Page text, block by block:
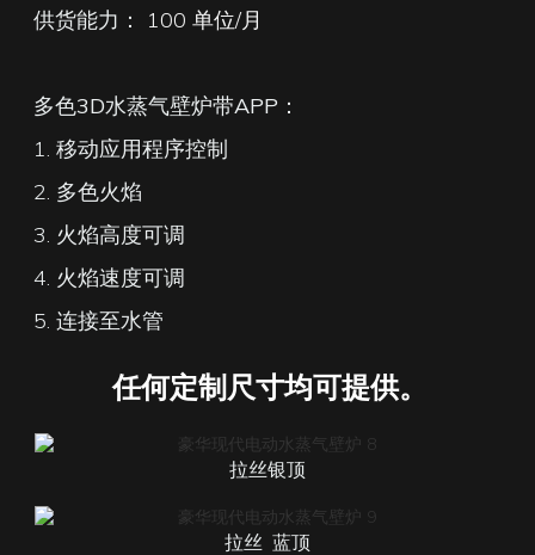
供货能力： 100 单位/月
多色3D水蒸气壁炉带APP：
1. 移动应用程序控制
2. 多色火焰
3. 火焰高度可调
4. 火焰速度可调
5. 连接至水管
任何定制尺寸均可提供。
拉丝银顶
拉丝 蓝顶